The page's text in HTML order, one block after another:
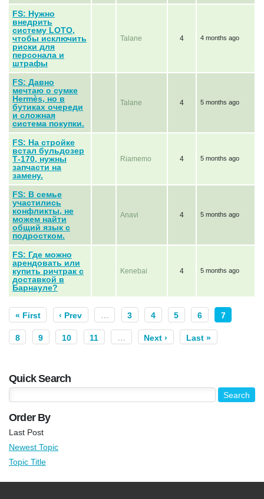
FS: Нужно
внедрить
систему LOTO,
чтобы исключить
риски для
персонала и
штрафы
Talane 4 4 months ago
FS: Давно
мечтаю о сумке
Hermès, но в
бутиках очереди
и сложная
система покупки.
Talane 4 5 months ago
FS: На стройке
встал бульдозер
Т-170, нужны
запчасти на
замену.
Riamemo 4 5 months ago
FS: В семье
участились
конфликты, не
можем найти
общий язык с
подростком.
Anavi 4 5 months ago
FS: Где можно
арендовать или
купить ричтрак с
доставкой в
Барнауле?
Kenebai 4 5 months ago
« First ‹ Prev … 3 4 5 6 7
8 9 10 11 … Next › Last »
Quick Search
Order By
Last Post
Newest Topic
Topic Title